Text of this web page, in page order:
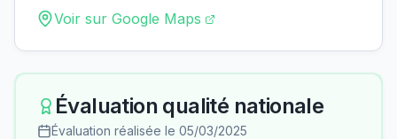
Voir sur Google Maps
Évaluation qualité nationale
Évaluation réalisée le 05/03/2025